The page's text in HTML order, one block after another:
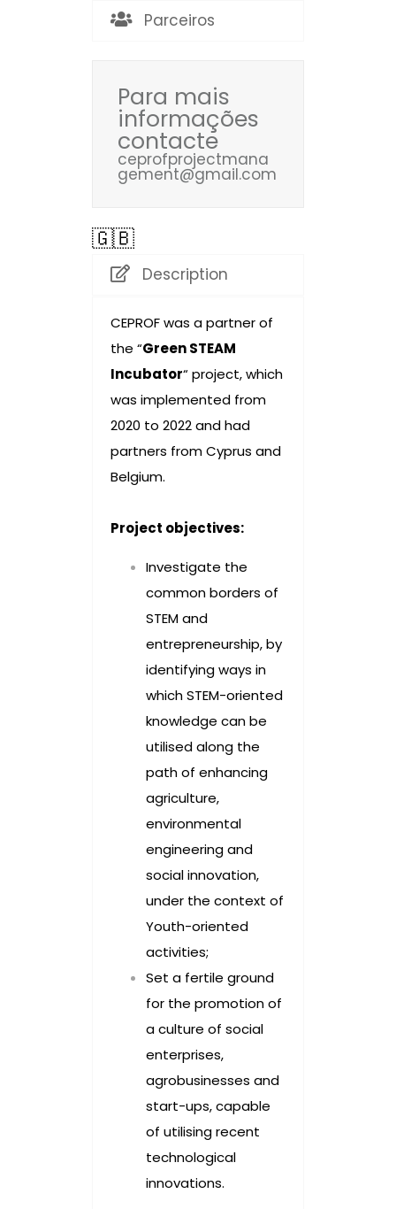
Parceiros
Para mais
informações
contacte
ceprofprojectmana
gement@gmail.com
🇬🇧
Description
CEPROF was a partner of
the “Green STEAM
Incubator“ project, which
was implemented from
2020 to 2022 and had
partners from Cyprus and
Belgium.
Project objectives:
Investigate the
common borders of
STEM and
entrepreneurship, by
identifying ways in
which STEM-oriented
knowledge can be
utilised along the
path of enhancing
agriculture,
environmental
engineering and
social innovation,
under the context of
Youth-oriented
activities;
Set a fertile ground
for the promotion of
a culture of social
enterprises,
agrobusinesses and
start-ups, capable
of utilising recent
technological
innovations.